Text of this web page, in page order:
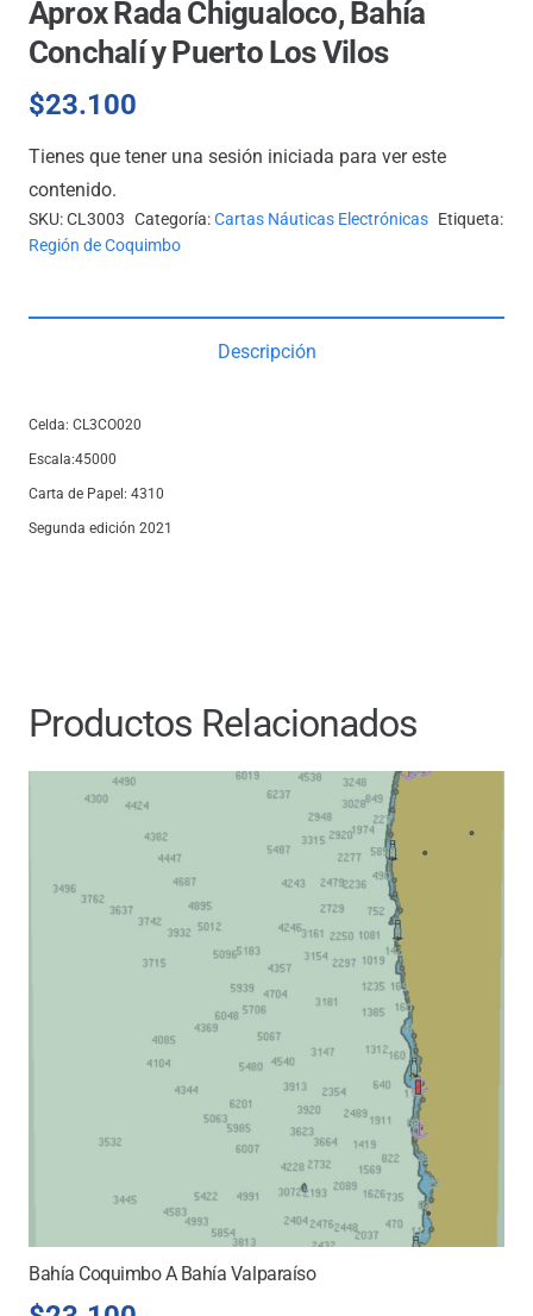
Aprox Rada Chigualoco, Bahía
Conchalí y Puerto Los Vilos
$23.100
Tienes que tener una sesión iniciada para ver este
contenido.
SKU:CL3003 Categoría:Cartas Náuticas Electrónicas Etiqueta:
Región de Coquimbo
Descripción
Celda: CL3CO020
Escala:45000
Carta de Papel: 4310
Segunda edición 2021
Productos Relacionados
Bahía Coquimbo A Bahía Valparaíso